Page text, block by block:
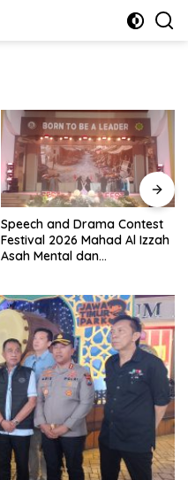
Speech and Drama Contest
Festival 2026 Mahad Al Izzah
Asah Mental dan